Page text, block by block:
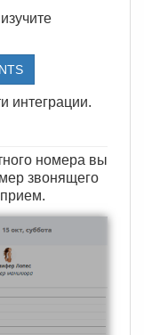
интеграции.
номера вы
звонящего